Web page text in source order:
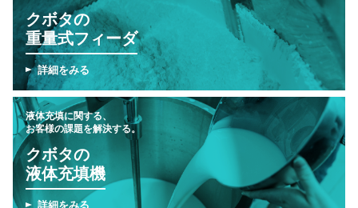
クボタの
重量式フィーダ
詳細をみる
液体充填に関する、
お客様の課題を解決する。
クボタの
液体充填機
詳細をみる